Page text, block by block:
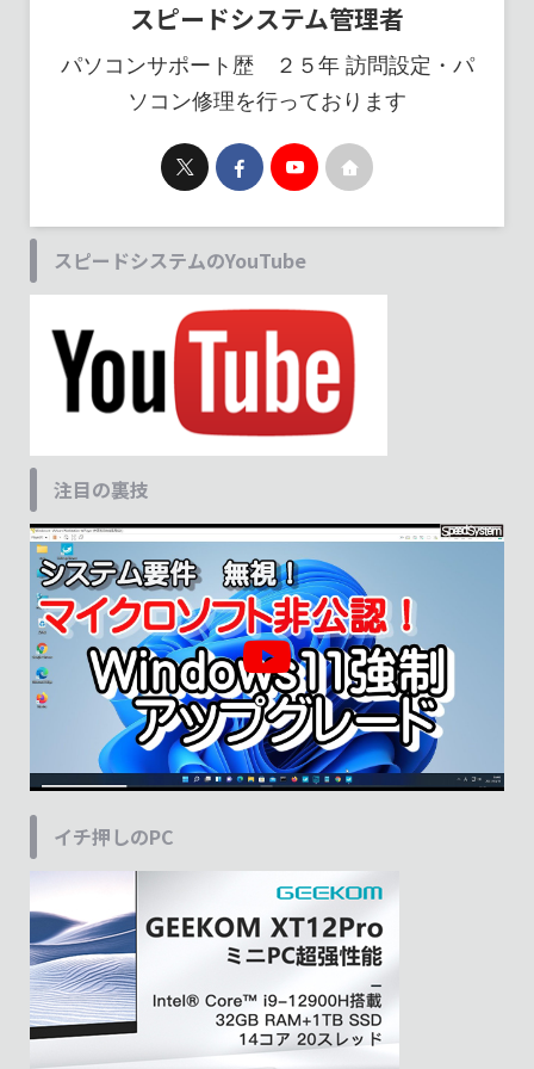
スピードシステム管理者
パソコンサポート歴 ２５年 訪問設定・パ
ソコン修理を行っております
スピードシステムのYouTube
注目の裏技
イチ押しのPC